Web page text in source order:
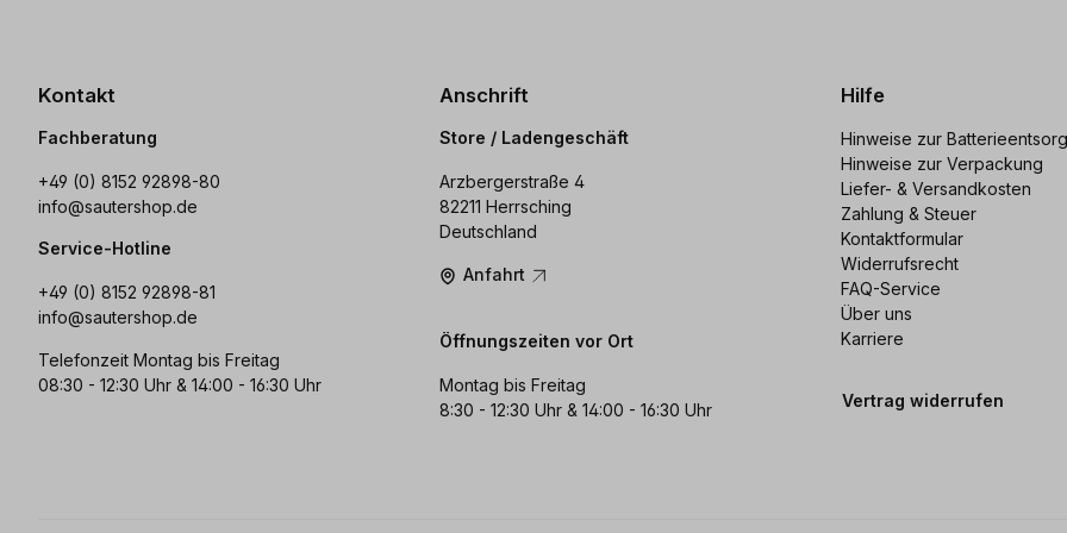
Kontakt
Fachberatung
+49 (0) 8152 92898-80
info@sautershop.de
Service-Hotline
+49 (0) 8152 92898-81
info@sautershop.de
Telefonzeit Montag bis Freitag
08:30 - 12:30 Uhr & 14:00 - 16:30 Uhr
Anschrift
Store / Ladengeschäft
Arzbergerstraße 4
82211 Herrsching
Deutschland
Anfahrt
Öffnungszeiten vor Ort
Montag bis Freitag
8:30 - 12:30 Uhr & 14:00 - 16:30 Uhr
Hilfe
Hinweise zur
Hinweise zur Verpackung
Liefer- & Versandkosten
Zahlung & Steuer
Kontaktformular
Widerrufsrecht
FAQ-Service
Über uns
Karriere
Vertrag widerrufen